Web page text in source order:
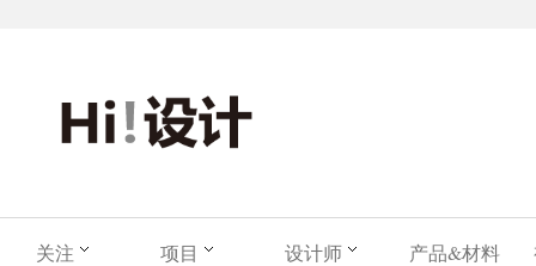
关注 项目 设计师 产品&材料